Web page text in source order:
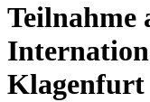
Teilnahme
Klagenfurt